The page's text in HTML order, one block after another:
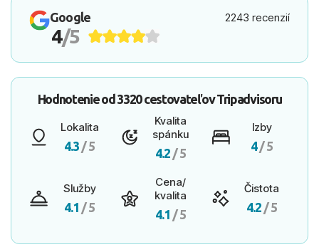
Google 2243 recenzií
4/5
Hodnotenie od3320 cestovateľovTripadvisoru
Lokalita
4.3 / 5
Kvalita
spánku
4.2 / 5
Izby
4/ 5
Služby
4.1 / 5
Cena/
kvalita
4.1 / 5
Čistota
4.2 / 5